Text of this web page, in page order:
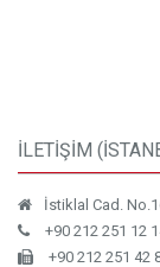
İLETİŞİM
İstiklal Cad.
+90 212 251 12
+90 212 251 42